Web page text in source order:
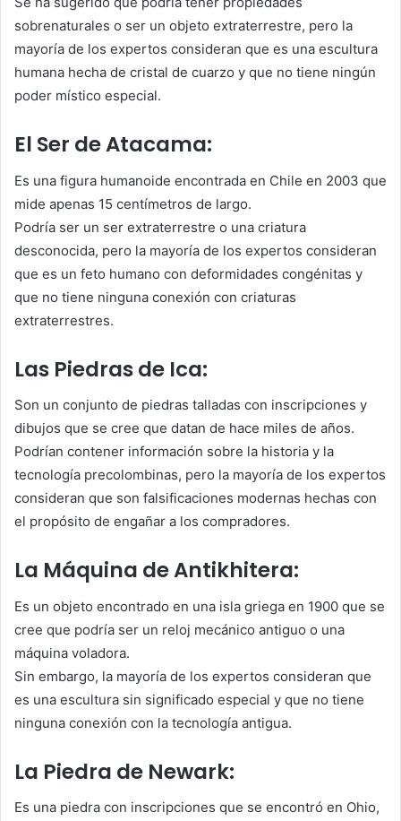
sobrenaturales o ser un objeto extraterrestre, pero la
mayoría de los expertos consideran que es una escultura
humana hecha de cristal de cuarzo y que no tiene ningún
poder místico especial.
El Ser de Atacama:
Es una figura humanoide encontrada en Chile en 2003 que
mide apenas 15 centímetros de largo.
Podría ser un ser extraterrestre o una criatura
desconocida, pero la mayoría de los expertos consideran
que es un feto humano con deformidades congénitas y
que no tiene ninguna conexión con criaturas
extraterrestres.
Las Piedras de Ica:
Son un conjunto de piedras talladas con inscripciones y
dibujos que se cree que datan de hace miles de años.
Podrían contener información sobre la historia y la
tecnología precolombinas, pero la mayoría de los expertos
consideran que son falsificaciones modernas hechas con
el propósito de engañar a los compradores.
La Máquina de Antikhitera:
Es un objeto encontrado en una isla griega en 1900 que se
cree que podría ser un reloj mecánico antiguo o una
máquina voladora.
Sin embargo, la mayoría de los expertos consideran que
es una escultura sin significado especial y que no tiene
ninguna conexión con la tecnología antigua.
La Piedra de Newark:
Es una piedra con inscripciones que se encontró en Ohio,